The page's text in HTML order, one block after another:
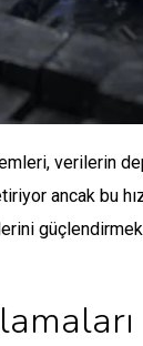
verilerin
ancak bu